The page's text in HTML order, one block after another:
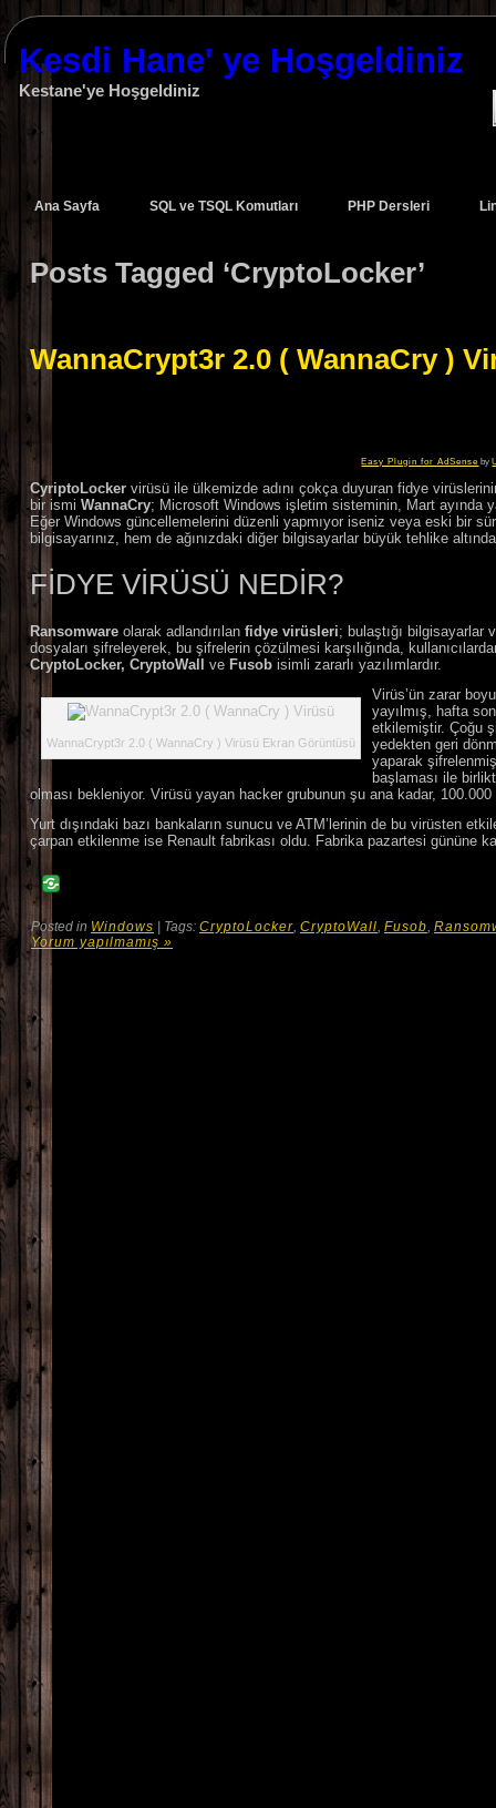
Kesdi Hane' ye Hoşgeldiniz
Kestane'ye Hoşgeldiniz
Ana Sayfa SQL ve TSQL Komutları PHP Dersleri
Posts Tagged ‘CryptoLocker’
WannaCrypt3r 2.0 ( WannaCry )
Easy Plugin for AdSense by
CyriptoLocker virüsü ile ülkemizde adını çokça duyuran fidye
bir ismi WannaCry; Microsoft Windows işletim sisteminin, Mart ayında
Eğer Windows güncellemelerini düzenli yapmıyor iseniz veya eski bir
bilgisayarınız, hem de ağınızdaki diğer bilgisayarlar büyük tehlike
FIDYE VIRÜSÜ NEDIR?
Ransomware olarak adlandırılan fidye virüsleri; bulaştığı bilgisayarlar
dosyaları şifreleyerek, bu şifrelerin çözülmesi karşılığında,
CryptoLocker, CryptoWall ve Fusob isimli zararlı yazılımlardır.
WannaCrypt3r 2.0 ( WannaCry ) Virüsü Ekran Görüntüsü
Virüs’ün zarar
yayılmış, hafta
etkilemiştir. Çoğu
yedekten geri
yaparak
başlaması ile
olması bekleniyor. Virüsü yayan hacker grubunun şu ana kadar,
Yurt dışındaki bazı bankaların sunucu ve ATM’lerinin de bu virüsten
çarpan etkilenme ise Renault fabrikası oldu. Fabrika pazartesi gününe
Posted in Windows | Tags: CryptoLocker, CryptoWall, Fusob,
Yorum yapılmamış »